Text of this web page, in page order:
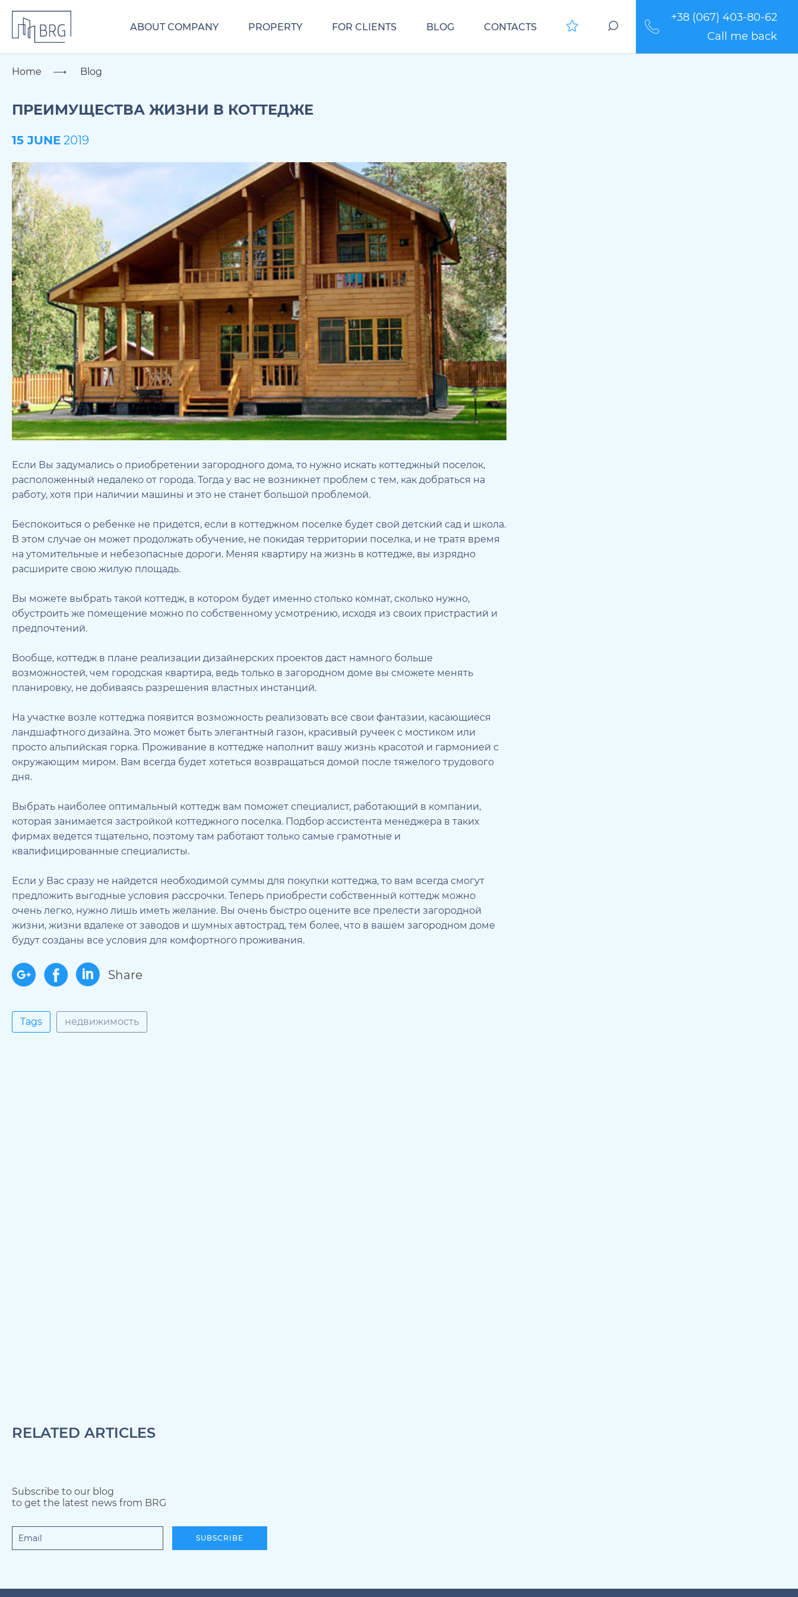
ABOUT COMPANY PROPERTY FOR CLIENTS BLOG CONTACTS
+38 (067) 403-80-62
Call me back
Home Blog
ПРЕИМУЩЕСТВА ЖИЗНИ В КОТТЕДЖЕ
15 JUNE 2019
Если Вы задумались о приобретении загородного дома, то нужно искать коттеджный поселок,
расположенный недалеко от города. Тогда у вас не возникнет проблем с тем, как добраться на
работу, хотя при наличии машины и это не станет большой проблемой.
Беспокоиться о ребенке не придется, если в коттеджном поселке будет свой детский сад и школа.
В этом случае он может продолжать обучение, не покидая территории поселка, и не тратя время
на утомительные и небезопасные дороги. Меняя квартиру на жизнь в коттедже, вы изрядно
расширите свою жилую площадь.
Вы можете выбрать такой коттедж, в котором будет именно столько комнат, сколько нужно,
обустроить же помещение можно по собственному усмотрению, исходя из своих пристрастий и
предпочтений.
Вообще, коттедж в плане реализации дизайнерских проектов даст намного больше
возможностей, чем городская квартира, ведь только в загородном доме вы сможете менять
планировку, не добиваясь разрешения властных инстанций.
На участке возле коттеджа появится возможность реализовать все свои фантазии, касающиеся
ландшафтного дизайна. Это может быть элегантный газон, красивый ручеек с мостиком или
просто альпийская горка. Проживание в коттедже наполнит вашу жизнь красотой и гармонией с
окружающим миром. Вам всегда будет хотеться возвращаться домой после тяжелого трудового
дня.
Выбрать наиболее оптимальный коттедж вам поможет специалист, работающий в компании,
которая занимается застройкой коттеджного поселка. Подбор ассистента менеджера в таких
фирмах ведется тщательно, поэтому там работают только самые грамотные и
квалифицированные специалисты.
Если у Вас сразу не найдется необходимой суммы для покупки коттеджа, то вам всегда смогут
предложить выгодные условия рассрочки. Теперь приобрести собственный коттедж можно
очень легко, нужно лишь иметь желание. Вы очень быстро оцените все прелести загородной
жизни, жизни вдалеке от заводов и шумных автострад, тем более, что в вашем загородном доме
будут созданы все условия для комфортного проживания.
Share
Tags недвижимость
RELATED ARTICLES
Subscribe to our blog
to get the latest news from BRG
SUBSCRIBE